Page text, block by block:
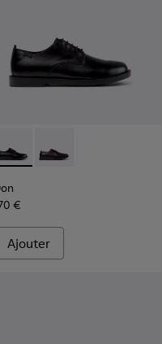
en cuir et nubuck
- Baskets blanches et
001
- K101140-001 -
Don - K101140-003
€
Ajouter